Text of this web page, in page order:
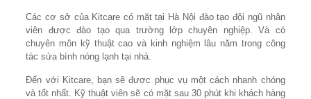
Các cơ sở của Kitcare có mặt tại Hà Nội đào tạo đội ngũ nhân
viên được đào tạo qua trường lớp chuyên nghiệp. Và có
chuyên môn kỹ thuật cao và kinh nghiệm lâu năm trong công
tác sửa bình nóng lạnh tại nhà.
Đến với Kitcare, bạn sẽ được phục vụ một cách nhanh chóng
và tốt nhất. Kỹ thuật viên sẽ có mặt sau 30 phút khi khách hàng